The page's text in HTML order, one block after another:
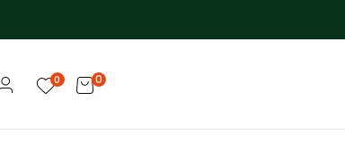
0 0